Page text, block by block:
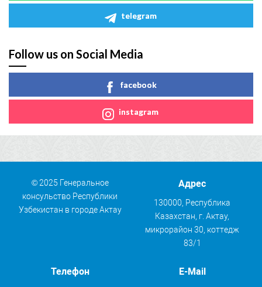
telegram
Follow us on Social Media
facebook
instagram
© 2025 Генеральное
консульство Республики
Узбекистан в городе Актау
Адрес
130000, Республика
Казахстан, г. Актау,
микрорайон 30, коттедж
83/1
Телефон E-Mail